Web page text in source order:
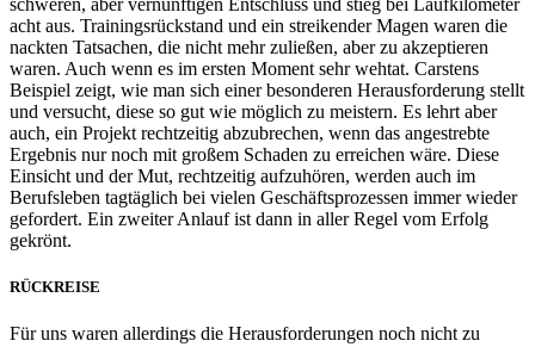
schweren, aber vernünftigen Entschluss und stieg bei Laufkilometer
acht aus. Trainingsrückstand und ein streikender Magen waren die
nackten Tatsachen, die nicht mehr zuließen, aber zu akzeptieren
waren. Auch wenn es im ersten Moment sehr wehtat. Carstens
Beispiel zeigt, wie man sich einer besonderen Herausforderung stellt
und versucht, diese so gut wie möglich zu meistern. Es lehrt aber
auch, ein Projekt rechtzeitig abzubrechen, wenn das angestrebte
Ergebnis nur noch mit großem Schaden zu erreichen wäre. Diese
Einsicht und der Mut, rechtzeitig aufzuhören, werden auch im
Berufsleben tagtäglich bei vielen Geschäftsprozessen immer wieder
gefordert. Ein zweiter Anlauf ist dann in aller Regel vom Erfolg
gekrönt.
RÜCKREISE
Für uns waren allerdings die Herausforderungen noch nicht zu